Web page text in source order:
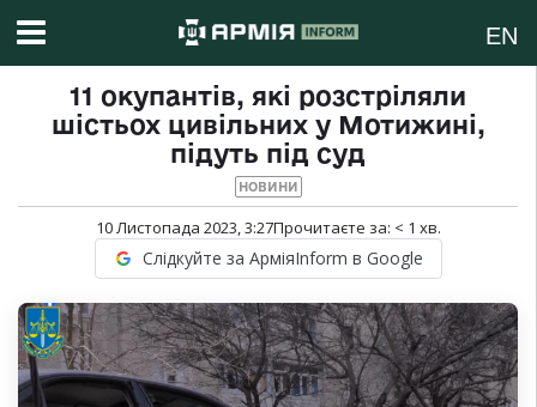
EN
11 окупантів, які розстріляли
шістьох цивільних у Мотижині,
підуть під суд
НОВИНИ
10 Листопада 2023, 3:27Прочитаєте за: < 1 хв.
Слідкуйте за АрміяInform в Google